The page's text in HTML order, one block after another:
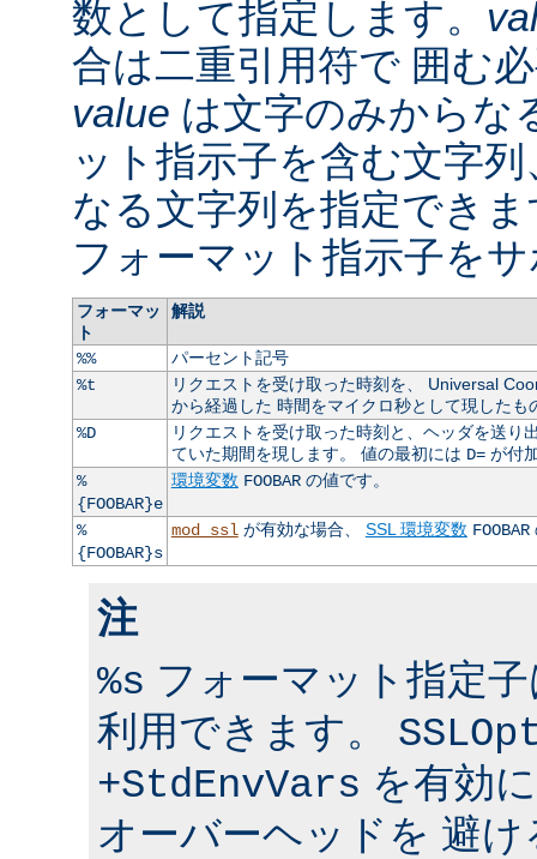
数として指定します。
合は二重引用符で 囲む
value は文字のみからな
ット指示子を含む文字
なる文字列を指定でき
フォーマット指示子を
フォーマッ
ト
解説
%%
パーセント記号
%t
リクエストを受け取った時刻を、 Universal
から経過した 時間をマイクロ秒として現した
%D
リクエストを受け取った時刻と、ヘッダを送
ていた期間を現します。 値の最初には D=が付
%
{FOOBAR}e
環境変数 FOOBARの値です。
%
{FOOBAR}s
mod_ssl が有効な場合、 SSL 環境変数 FOOBAR
注
%s フォーマット指定
利用できます。
+StdEnvVars を有効
オーバーヘッドを 避け